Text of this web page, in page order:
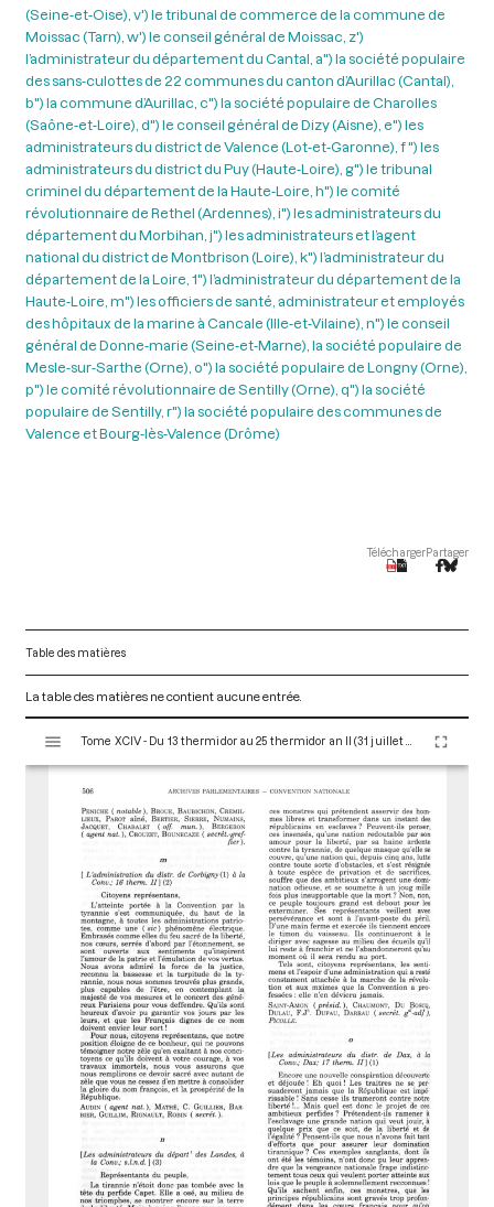
(Seine-et-Oise), v') le tribunal de commerce de la commune de
Moissac (Tarn), w') le conseil général de Moissac, z')
l’administrateur du département du Cantal, a") la société populaire
des sans-culottes de 22 communes du canton d’Aurillac (Cantal),
b") la commune d’Aurillac, c") la société populaire de Charolles
(Saône-et-Loire), d") le conseil général de Dizy (Aisne), e") les
administrateurs du district de Valence (Lot-et-Garonne), f ") les
administrateurs du district du Puy (Haute-Loire), g") le tribunal
criminel du département de la Haute-Loire, h") le comité
révolutionnaire de Rethel (Ardennes), i") les administrateurs du
département du Morbihan, j") les administrateurs et l’agent
national du district de Montbrison (Loire), k") l’administrateur du
département de la Loire, 1") l’administrateur du département de la
Haute-Loire, m") les officiers de santé, administrateur et employés
des hôpitaux de la marine à Cancale (Ille-et-Vilaine), n") le conseil
général de Donne-marie (Seine-et-Marne), la société populaire de
Mesle-sur-Sarthe (Orne), o") la société populaire de Longny (Orne),
p") le comité révolutionnaire de Sentilly (Orne), q") la société
populaire de Sentilly, r") la société populaire des communes de
Valence et Bourg-lès-Valence (Drôme)
TéléchargerPartager
Table des matières
La table des matières ne contient aucune entrée.
s